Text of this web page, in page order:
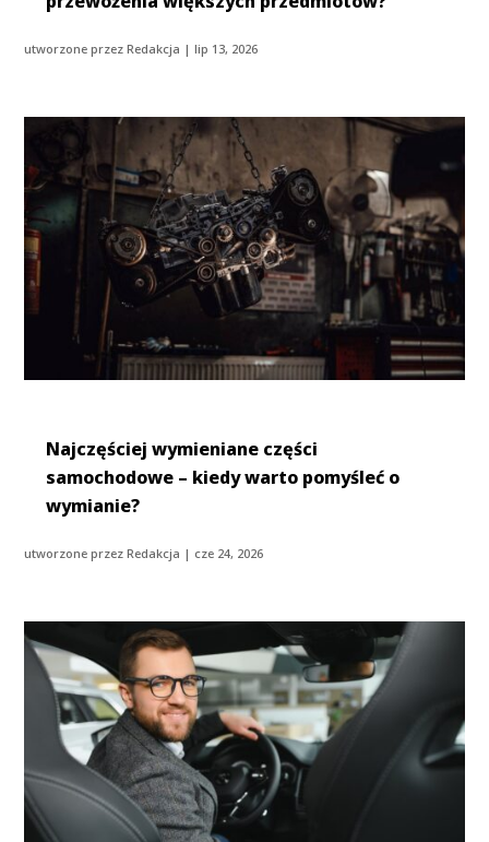
utworzone przezRedakcja |lip 13, 2026
Najczęściej wymieniane części
samochodowe – kiedy warto pomyśleć o
wymianie?
utworzone przezRedakcja | cze 24, 2026